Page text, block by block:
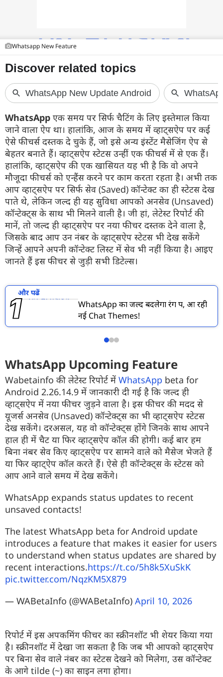
Whatsapp New Feature
WhatsApp एक समय पर सिर्फ चैटिंग के लिए इस्तेमाल किया
जाने वाला ऐप था। हालांकि, आज के समय में व्हाट्सऐप पर कई
ऐसे फीचर्स दस्तक दे चुके हैं, जो इसे अन्य इंस्टेंट मैसेजिंग ऐप से
बेहतर बनाते हैं। व्हाट्सऐप स्टेटस उन्हीं एक फीचर्स में से एक हैं।
हालांकि, व्हाट्सऐप की एक खासियत यह भी है कि वो अपने
मौजूदा फीचर्स को एन्हैंस करने पर काम करता रहता है। अभी तक
आप व्हाट्सऐप पर सिर्फ सेव (Saved) कॉन्टेक्ट का ही स्टेटस देख
पाते थे, लेकिन जल्द ही यह सुविधा आपको अनसेव (Unsaved)
कॉन्टेक्ट्स के साथ भी मिलने वाली है। जी हां, लेटेस्ट रिपोर्ट की
मानें, तो जल्द ही व्हाट्सऐप पर नया फीचर दस्तक देने वाला है,
जिसके बाद आप उन नंबर के व्हाट्सऐप स्टेटस भी देख सकेंगे
जिन्हें आपने अपनी कॉन्टेक्ट लिस्ट में सेव भी नहीं किया है। आइए
जानते हैं इस फीचर से जुड़ी सभी डिटेल्स।
और पढें
WhatsApp का जल्द बदलेगा रंग रूप, आ रही
नई Chat Themes!
WhatsApp Upcoming Feature
Wabetainfo की लेटेस्ट रिपोर्ट में WhatsApp beta for
Android 2.26.14.9 में जानकारी दी गई है कि जल्द ही
व्हाट्सऐप में नया फीचर जुड़ने वाला है। इस फीचर की मदद से
यूजर्स अनसेव (Unsaved) कॉन्टेक्ट्स का भी व्हाट्सऐप स्टेटस
देख सकेंगे। दरअसल, यह वो कॉन्टेक्ट्स होंगे जिनके साथ आपने
हाल ही में चैट या फिर व्हाट्सऐप कॉल की होगी। कई बार हम
बिना नंबर सेव किए व्हाट्सऐप पर सामने वाले को मैसेज भेजते हैं
या फिर व्हाट्ऐप कॉल करते हैं। ऐसे ही कॉन्टेक्ट्स के स्टेटस को
आप आने वाले समय में देख सकेंगे।
WhatsApp expands status updates to recent
unsaved contacts!
The latest WhatsApp beta for Android update
introduces a feature that makes it easier for users
to understand when status updates are shared by
recent interactions.https://t.co/5h8k5XuSkK
pic.twitter.com/NqzKM5X879
— WABetaInfo (@WABetaInfo) April 10, 2026
रिपोर्ट में इस अपकमिंग फीचर का स्क्रीनशॉट भी शेयर किया गया
है। स्क्रीनशॉट में देखा जा सकता है कि जब भी आपको व्हाट्सऐप
पर बिना सेव वाले नंबर का स्टेटस देखने को मिलेगा, उस कॉन्टेक्ट
के आगे tilde (~) का साइन लगा होगा।